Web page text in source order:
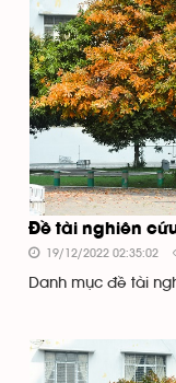
Đề tài nghiên
19/12/2022 02:35:02
Danh mục đề tài